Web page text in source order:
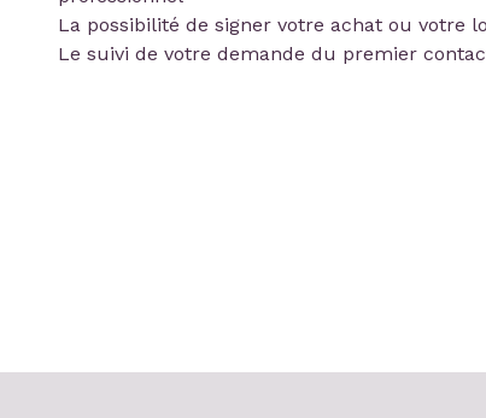
La possibilité de signer votre achat ou votre
Le suivi de votre demande du premier